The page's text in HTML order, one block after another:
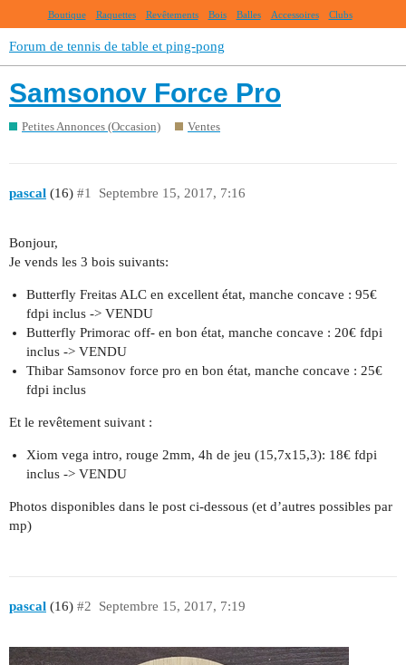
Boutique Raquettes Revêtements Bois Balles Accessoires Clubs
Forum de tennis de table et ping-pong
Samsonov Force Pro
Petites Annonces (Occasion) Ventes
pascal (16) Septembre 15, 2017, 7:16
#1
Bonjour,
Je vends les 3 bois suivants:
Butterfly Freitas ALC en excellent état, manche concave : 95€
fdpi inclus -> VENDU
Butterfly Primorac off- en bon état, manche concave : 20€ fdpi
inclus -> VENDU
Thibar Samsonov force pro en bon état, manche concave : 25€
fdpi inclus
Et le revêtement suivant :
Xiom vega intro, rouge 2mm, 4h de jeu (15,7x15,3): 18€ fdpi
inclus -> VENDU
Photos disponibles dans le post ci-dessous (et d’autres possibles par
mp)
pascal (16) Septembre 15, 2017, 7:19
#2